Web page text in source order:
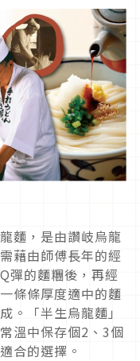
麵，是由讚岐烏龍
藉由師傅長年的經
彈的麵糰後，再經
條條厚度適中的麵
。「半生烏龍麵」
溫中保存個2、3個
合的選擇。